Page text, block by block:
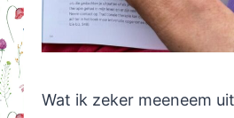
Wat ik zeker meeneem